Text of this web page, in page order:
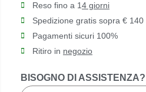
Reso fino a 14 giorni
Spedizione gratis sopra € 140
Pagamenti sicuri 100%
Ritiro in negozio
BISOGNO DI ASSISTENZA?